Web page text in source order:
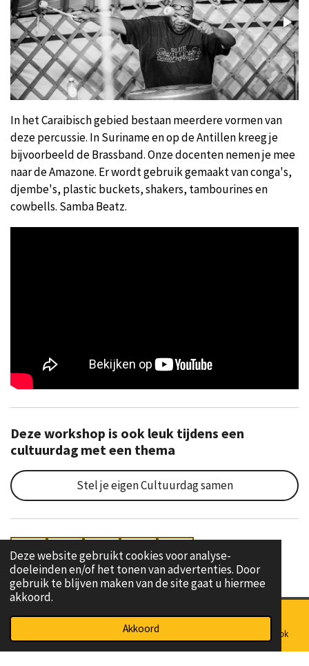
Deze website gebruikt cookies voor analyse-
doeleinden en/of het tonen van advertenties. Door
gebruik te blijven maken van de site gaat u hiermee
akkoord.
Akkoord
In het Caraibisch gebied bestaan meerdere vormen van
deze percussie. In Suriname en op de Antillen kreeg je
bijvoorbeeld de Brassband. Onze docenten nemen je mee
naar de Amazone. Er wordt gebruik gemaakt van conga's,
djembe's, plastic buckets, shakers, tambourines en
cowbells. Samba Beatz.
Deze workshop is ook leuk tijdens een
cultuurdag met een thema
Stel je eigen Cultuurdag samen
F
a
c
e
o
W
h
t
A
I
n
t
g
Y
o
T
u
b
L
i
k
d
© 2022 - 2024 Cultuurgeluid IAlgemene Voorwaarden en
KlachtenregelingI
Telefoonnummer Facebook